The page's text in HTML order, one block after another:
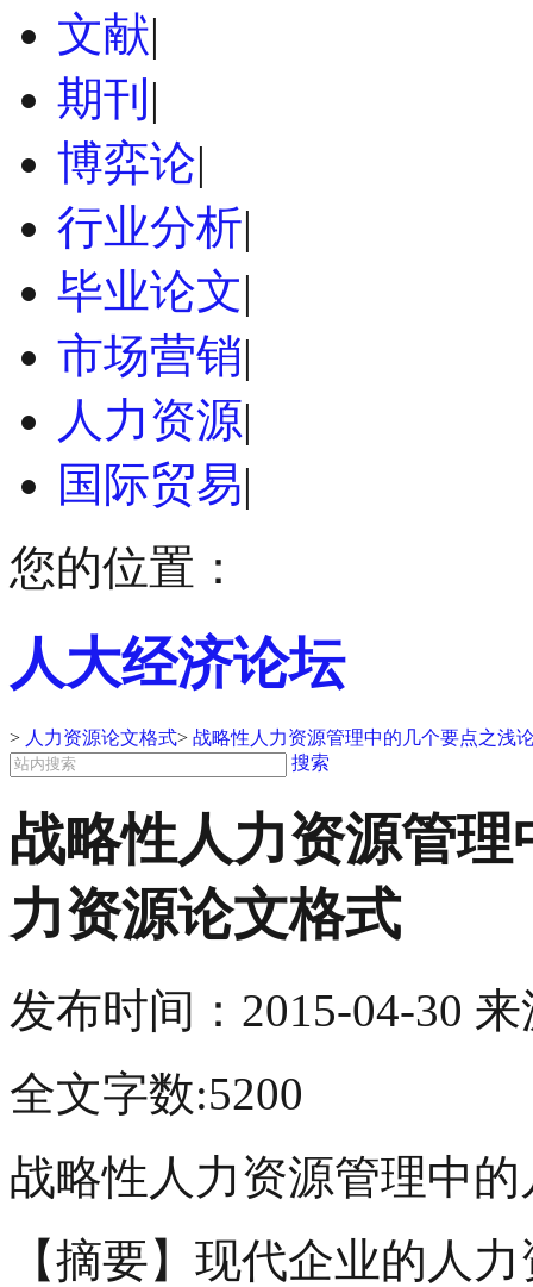
文献|
期刊 |
博弈论|
行业分析|
毕业论文|
市场营销|
人力资源|
国际贸易|
您的位置：
人大经济论坛
> 人力资源论文格式> 战略性人力资源管理中的几个要点之浅
搜索
战略性人力资源管
力资源论文格式
发布时间： 2015-04-30 来
全文字数:5200
战略性人力资源管理中
【摘要】现代企业的人